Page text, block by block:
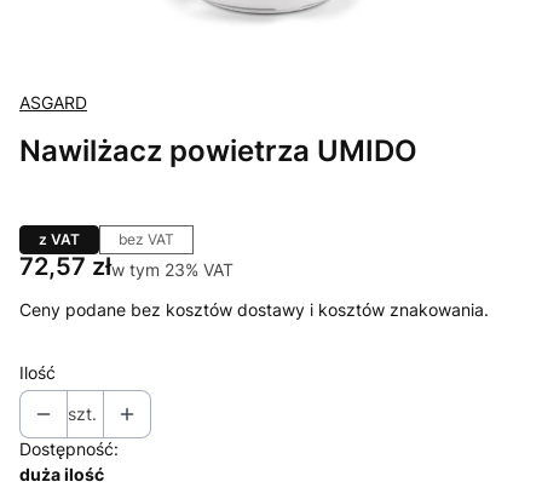
ASGARD
Nawilżacz powietrza UMIDO
z VAT bez VAT
Cena
72,57 złw tym 23% VAT
w tym 23% VAT
Ceny podane bez kosztów dostawy i kosztów znakowania.
Ilość
szt.
Dostępność:
duża ilość